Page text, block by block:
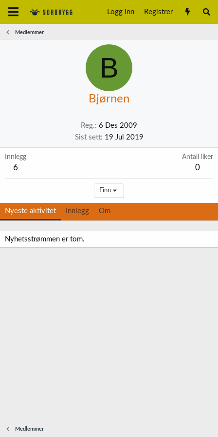
Logg inn Registrer
Medlemmer
B
Bjørnen
Reg. 6 Des 2009
Sist sett
19 Jul 2019
Innlegg
6
Antall liker
0
Finn
Nyeste aktivitet Innlegg Om
Nyhetsstrømmen er tom.
Medlemmer